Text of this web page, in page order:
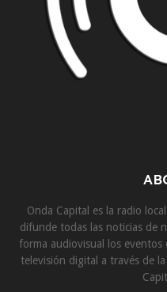
Onda Capital es la radio
difunde todas las noticias de
forma audiovisual los
televisión digital a través de